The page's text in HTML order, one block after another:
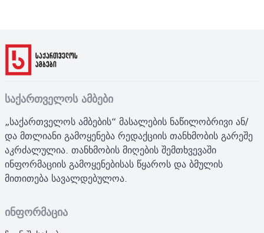
საქართველოს ამბები
„საქართველოს ამბების“ მასალების ნაწილობრივი ან/
და მთლიანი გამოყენება რედაქციის თანხმობის გარეშე
აკრძალულია. თანხმობის მიღების შემთხვევაში
ინფორმაციის გამოყენებისას წყაროს და ბმულის
მითითება სავალდებულოა.
ინფორმაცია